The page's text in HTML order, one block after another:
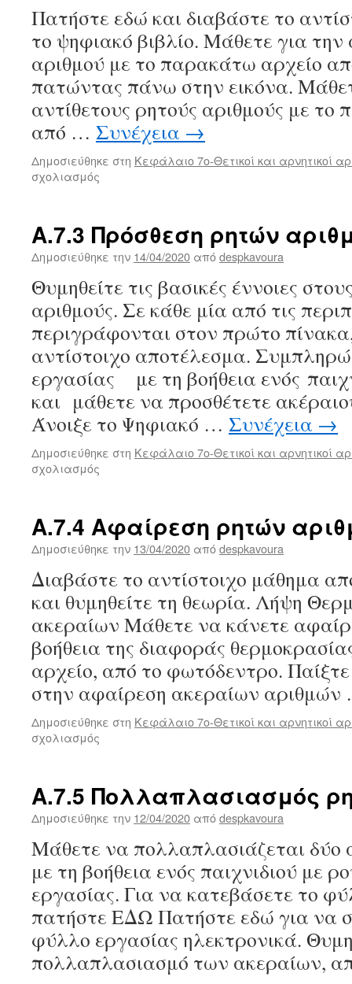
Πατήστε εδώ και διαβάστε το
το ψηφιακό βιβλίο. Μάθετε για
αριθμού με το παρακάτω αρχείο
πατώντας πάνω στην εικόνα.
αντίθετους ρητούς αριθμούς με
από … Συνέχεια →
Δημοσιεύθηκε στη Κεφάλαιο 7ο-Θετικοί και αρνητικοί
σχολιασμός
ρητού
–
ρητοί
–
Σύγκριση
ρητών
Α.7.3 Πρόσθεση ρητών
Δημοσιεύθηκε την 14/04/2020 απόdespkavoura
Θυμηθείτε τις βασικές έννοιες
αριθμούς. Σε κάθε μία από τις
περιγράφονται στον πρώτο
αντίστοιχο αποτέλεσμα.
εργασίας με τη βοήθεια ενός
και μάθετε να προσθέτετε
Άνοιξε το Ψηφιακό … Συνέχεια →
Δημοσιεύθηκε στη Κεφάλαιο 7ο-Θετικοί και αρνητικοί
σχολιασμός
αριθμών
Α.7.4 Αφαίρεση ρητών
Δημοσιεύθηκε την 13/04/2020 απόdespkavoura
Διαβάστε το αντίστοιχο μάθημα
και θυμηθείτε τη θεωρία. Λήψη
ακεραίων Μάθετε να κάνετε
βοήθεια της διαφοράς
αρχείο, από το φωτόδεντρο. Παίξτε
στην αφαίρεση ακεραίων
Δημοσιεύθηκε στη Κεφάλαιο 7ο-Θετικοί και αρνητικοί
σχολιασμός
αριθμών
Α.7.5 Πολλαπλασιασμός
Δημοσιεύθηκε την 12/04/2020 απόdespkavoura
Μάθετε να πολλαπλασιάζεται δύο
με τη βοήθεια ενός παιχνιδιού με
εργασίας. Για να κατεβάσετε το
πατήστε ΕΔΩ Πατήστε εδώ για να
φύλλο εργασίας ηλεκτρονικά.
πολλαπλασιασμό των ακεραίων,